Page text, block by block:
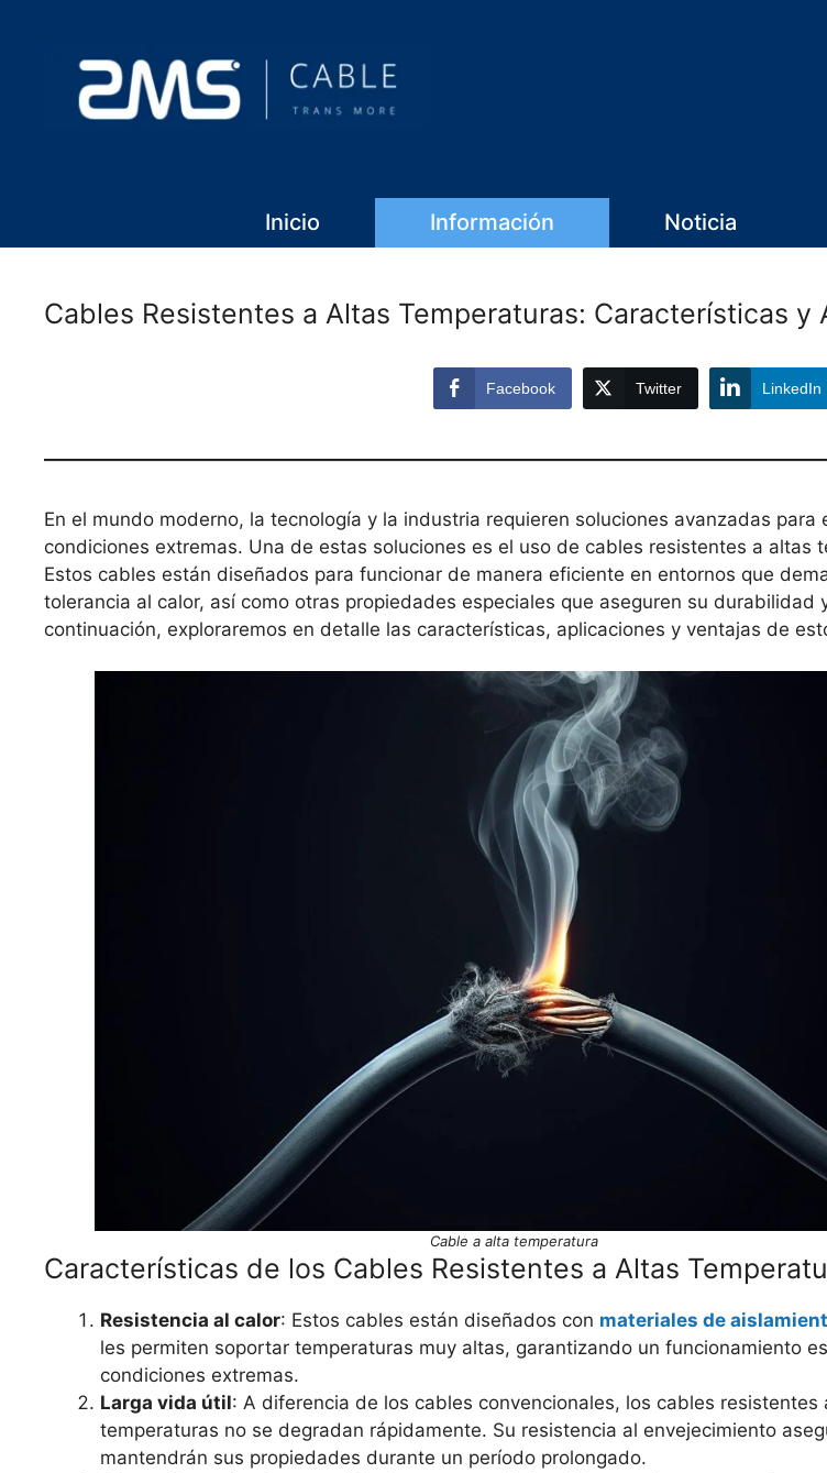
Inicio Información Noticia
Cables Resistentes a Altas Temperaturas: Características y
Facebook Twitter LinkedIn
En el mundo moderno, la tecnología y la industria requieren soluciones avanzadas para
condiciones extremas. Una de estas soluciones es el uso de cables resistentes a altas
Estos cables están diseñados para funcionar de manera eficiente en entornos que
tolerancia al calor, así como otras propiedades especiales que aseguren su durabilidad
continuación, exploraremos en detalle las características, aplicaciones y ventajas de
Cable a alta temperatura
Características de los Cables Resistentes a Altas
Resistencia al calor: Estos cables están diseñados con materiales de
les permiten soportar temperaturas muy altas, garantizando un funcionamiento
condiciones extremas.
Larga vida útil: A diferencia de los cables convencionales, los cables resistentes
temperaturas no se degradan rápidamente. Su resistencia al envejecimiento
mantendrán sus propiedades durante un período prolongado.